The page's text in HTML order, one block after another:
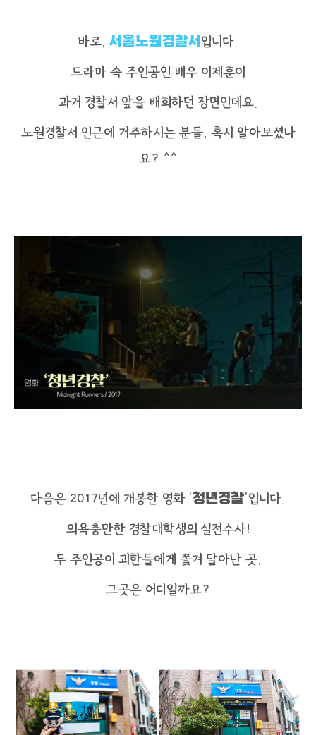
바로, 서울노원경찰서 입니다.
드라마 속 주인공인 배우 이제훈이
과거 경찰서 앞을 배회하던 장면인데요.
노원경찰서 인근에 거주하시는 분들, 혹시 알아보셨나
요? ^^
다음은 2017년에 개봉한 영화 ‘청년경찰’입니다.
의욕충만한 경찰대학생의 실전수사!
두 주인공이 괴한들에게 쫓겨 달아난 곳,
그곳은 어디일까요?